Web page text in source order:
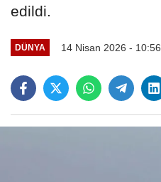
edildi.
DÜNYA 14 Nisan 2026 - 10:56